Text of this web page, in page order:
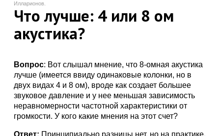
Илларионов.
Что лучше: 4 или 8 ом
акустика?
Вопрос: Вот слышал мнение, что 8-омная акустика
лучше (имеется ввиду одинаковые колонки, но в
двух видах 4 и 8 ом), вроде как создает большее
звуковое давление и у нее меньшая зависимость
неравномерности частотной характеристики от
громкости. У кого какие мнения на этот счет?
Ответ: Принципиально разницы нет, но на практике,